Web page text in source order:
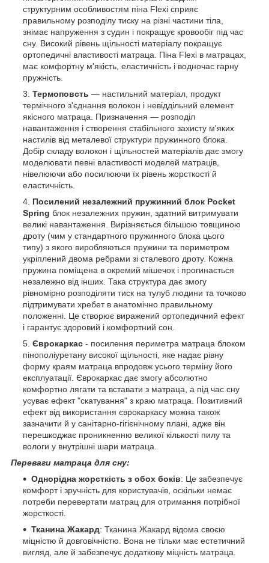
структурним особливостям піна Flexi сприяє
правильному розподілу тиску на різні частини тіла,
знімає напруження з судин і покращує кровообіг під час
сну. Високий рівень щільності матеріалу покращує
ортопедичні властивості матраца. Піна Flexi в матрацах,
має комфортну м'якість, еластичність і водночас гарну
пружність.
Термоповсть — настильний матеріал, продукт
термічного з'єднання волокон і невіддільний елемент
якісного матраца. Призначення — розподіл
навантаження і створення стабільного захисту м'яких
настилів від металевої структури пружинного блока.
Добір складу волокон і щільностей матеріалів дає змогу
моделювати певні властивості моделей матраців,
нівелюючи або посилюючи їх рівень жорсткості й
еластичність.
Посилений незалежний пружинний блок Pocket
Spring блок незалежних пружин, здатний витримувати
великі навантаження. Вирізняється більшою товщиною
дроту (чим у стандартного пружинного блока цього
типу) з якого виробляються пружини та периметром
укріплений двома ребрами зі сталевого дроту. Кожна
пружина поміщена в окремий мішечок і прогинається
незалежно від інших. Така структура дає змогу
рівномірно розподіляти тиск на тулуб людини та точково
підтримувати хребет в анатомічно правильному
положенні. Це створює виражений ортопедичний ефект
і гарантує здоровий і комфортний сон.
Єврокаркас - посилення периметра матраца блоком
пінополіуретану високої щільності, яке надає рівну
форму краям матраца впродовж усього терміну його
експлуатації. Єврокаркас дає змогу абсолютно
комфортно лягати та вставати з матраца, а під час сну
усуває ефект "скатування" з краю матраца. Позитивний
ефект від використання єврокаркасу можна також
зазначити й у санітарно-гігієнічному плані, адже він
перешкоджає проникненню великої кількості пилу та
вологи у внутрішні шари матраца.
Переваги матраца для сну:
Однорідна жорсткість з обох боків: Це забезпечує
комфорт і зручність для користувачів, оскільки немає
потреби перевертати матрац для отримання потрібної
жорсткості.
Тканина Жакард: Тканина Жакард відома своєю
міцністю й довговічністю. Вона не тільки має естетичний
вигляд, але й забезпечує додаткову міцність матраца.